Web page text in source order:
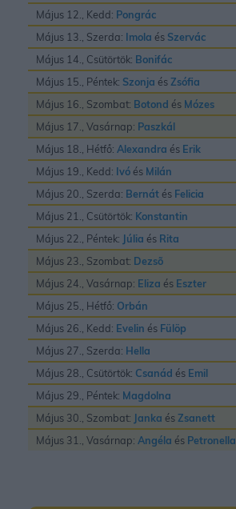
Május 12., Kedd: Pongrác
Május 13., Szerda: Imola és Szervác
Május 14., Csütörtök: Bonifác
Május 15., Péntek: Szonja ésZsófia
Május 16., Szombat: Botond és Mózes
Május 17., Vasárnap: Paszkál
Május 18., Hétfő: Alexandra és Erik
Május 19., Kedd: Ivó és Milán
Május 20., Szerda: Bernát és Felicia
Május 21., Csütörtök: Konstantin
Május 22., Péntek: Júlia és Rita
Május 23., Szombat: Dezsõ
Május 24., Vasárnap: Eliza és Eszter
Május 25., Hétfő: Orbán
Május 26., Kedd: Evelin és Fülöp
Május 27., Szerda: Hella
Május 28., Csütörtök: Csanád és Emil
Május 29., Péntek: Magdolna
Május 30., Szombat: Janka ésZsanett
Május 31., Vasárnap: Angéla és Petronella